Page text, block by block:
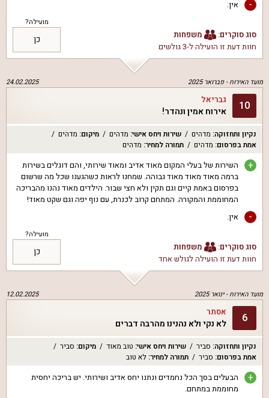
- אין.
סוג סוקרים:
משפחות
חוות דעת זו הועילה ל-3 גולשים
מועילה?
כן
מועד האירוח -פברואר 2025 24.02.2025
10 גבריאל
אירוח אמין ונהדר!
נקיון ותחזוקה: מדהים שירות ויחס אישי: מדהים מיקום: מדהים
אמת בפרסום: מדהים תמורה למחיר: מדהים
+
השירות של בעלי המקום מאוד אדיב ומאוד שירותי, והם דוגלים בשירות
ברמה מאוד מאוד מאוד גבוהה. שמחנו לראות כשהגענו שכל מה שרשום
בפרסום באמת קיים וגם תקין ולא חצי שבור. הילדים מאוד נהנו מהבריכה
המחוממת והמקורה. המתחם קרוב לכנרת, עם נוף יפה וגם שקט מאוד!
- אין.
סוג סוקרים:
משפחות
חוות דעת זו הועילה לגולש אחד
מועילה?
כן
מועד האירוח -ינואר 2025 12.02.2025
6 אסתר
לא נקי ולא נהנינו מהרבה דברים
נקיון ותחזוקה: סביר שירות ויחס אישי: טוב מאוד מיקום: סביר
אמת בפרסום: סביר תמורה למחיר: לא טוב
+
הבעלים בסך הכל נחמדים ונתנו יחס אדיב ושירותי. יש בריכה יחסית
מחוממת במתחם.